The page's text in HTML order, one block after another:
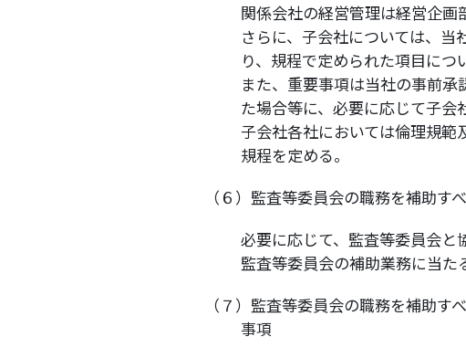
関係会社の経営管理は経営企画
さらに、子会社については、
り、規程で定められた項目につ
また、重要事項は当社の事前
た場合等に、必要に応じて子会
子会社各社においては倫理規
規程を定める。
（６）監査等委員会の職務を補助す
必要に応じて、監査等委員会と
監査等委員会の補助業務に当た
（７）監査等委員会の職務を補助
事項